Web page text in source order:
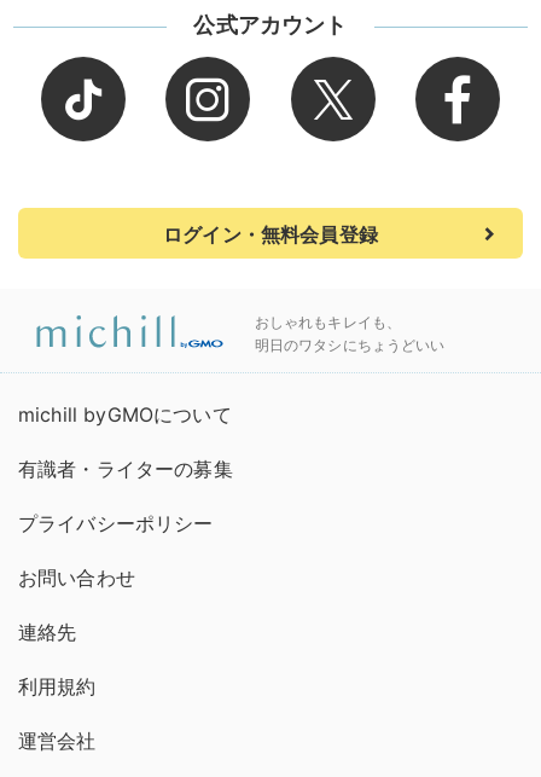
公式アカウント
ログイン・無料会員登録
おしゃれもキレイも、
明日のワタシにちょうどいい
michill byGMOについて
有識者・ライターの募集
プライバシーポリシー
お問い合わせ
連絡先
利用規約
運営会社